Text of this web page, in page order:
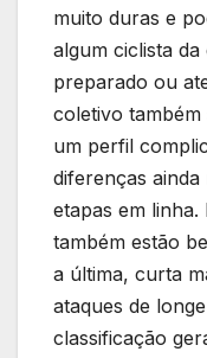
muito duras e
algum ciclista
preparado ou
coletivo
um perfil
diferenças ainda
etapas em linha.
também estão
a última, curta
ataques de
classificação